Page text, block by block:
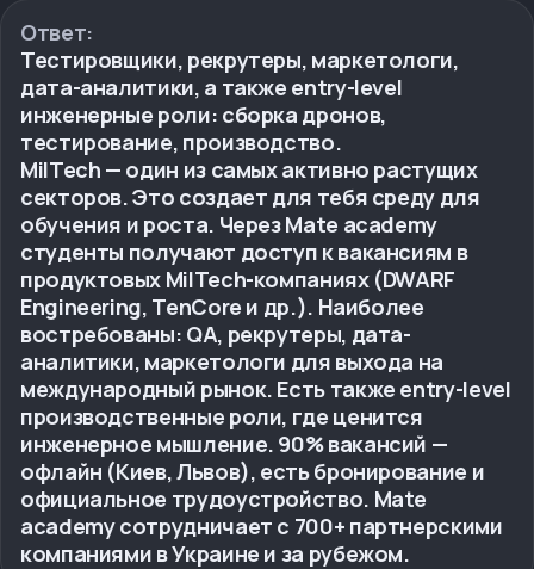
Ответ:
Тестировщики, рекрутеры, маркетологи,
дата-аналитики, а также entry-level
инженерные роли: сборка дронов,
тестирование, производство.
MilTech — один из самых активно растущих
секторов. Это создает для тебя среду для
обучения и роста. Через Mate academy
студенты получают доступ к вакансиям в
продуктовых MilTech-компаниях (DWARF
Engineering, TenCore и др.). Наиболее
востребованы: QA, рекрутеры, дата-
аналитики, маркетологи для выхода на
международный рынок. Есть также entry-level
производственные роли, где ценится
инженерное мышление. 90% вакансий —
офлайн (Киев, Львов), есть бронирование и
официальное трудоустройство. Mate
academy сотрудничает с 700+ партнерскими
компаниями в Украине и за рубежом.